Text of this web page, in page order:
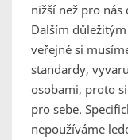
nižší než pro nás
Dalším
veřejné si
standardy,
osobami, proto
pro sebe.
nepoužíváme